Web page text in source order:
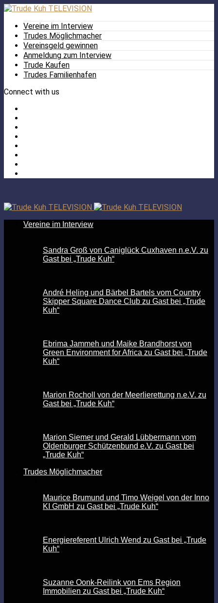
Vereine im Interview
Trudes Möglichmacher
Vereinsgeld gewinnen
Anmeldung zum Interview
Trude Kaufen
Trudes Familienhafen
Connect with us
Vereine im Interview
Sandra Groß von Caniglück Cuxhaven n.e.V. zu
Gast bei „Trude Kuh“
André Heling und Bärbel Bartels vom Country
Skipper Square Dance Club zu Gast bei „Trude
Kuh“
Ebrima Jammeh und Maike Brandhorst von
Green Environment for Africa zu Gast bei „Trude
Kuh“
Marion Rocholl von der Meerlierettung n.e.V. zu
Gast bei „Trude Kuh“
Marion Siemer und Gerald Lübbermann vom
Oldenburger Schützenbund e.V. zu Gast bei
„Trude Kuh“
Trudes Möglichmacher
Maurice Brumund und Timo Weigel von der Inno
KI GmbH zu Gast bei „Trude Kuh“
Energiereferent Ulrich Wend zu Gast bei „Trude
Kuh“
Suzanne Oonk-Reilink von Ems Region
Immobilien zu Gast bei „Trude Kuh“